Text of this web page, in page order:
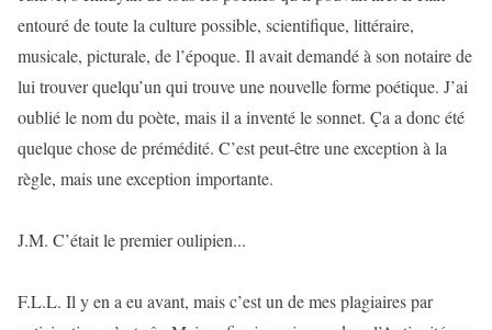
entouré de toute la culture possible, scientifique, littéraire,
musicale, picturale, de l’époque. Il avait demandé à son notaire de
lui trouver quelqu’un qui trouve une nouvelle forme poétique. J’ai
oublié le nom du poète, mais il a inventé le sonnet. Ça a donc été
quelque chose de prémédité. C’est peut-être une exception à la
règle, mais une exception importante.
J.M. C’était le premier oulipien...
F.L.L. Il y en a eu avant, mais c’est un de mes plagiaires par